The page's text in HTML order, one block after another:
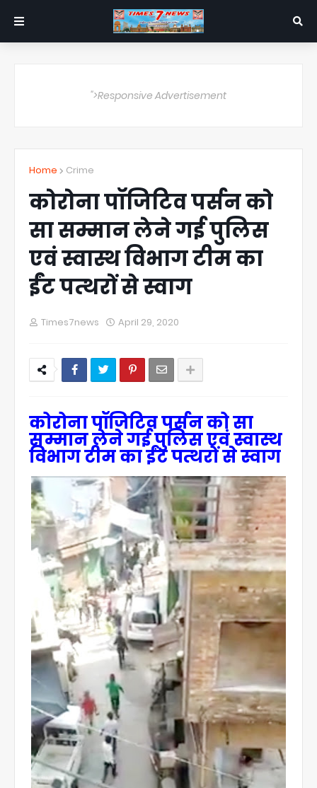
">Responsive Advertisement
Home Crime
कोरोना पॉजिटिव पर्सन को
सा सम्मान लेने गई पुलिस
एवं स्वास्थ विभाग टीम का
ईंट पत्थरों से स्वाग
Times7news April 29, 2020
कोरोना पॉजिटिव पर्सन को सा
सम्मान लेने गई पुलिस एवं स्वास्थ
विभाग टीम का ईंट पत्थरों से स्वाग